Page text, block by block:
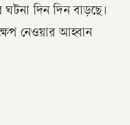
দিন দিন বাড়ছে।
নেওয়ার আহ্বান